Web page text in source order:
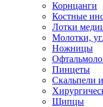
Корнцанги
Костные
Лотки
Молотки,
Ножницы
Пинцеты
Скальпели
Щипцы